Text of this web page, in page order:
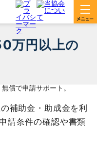
万円以上の
補助金・助成金を利
請条件の確認や書類